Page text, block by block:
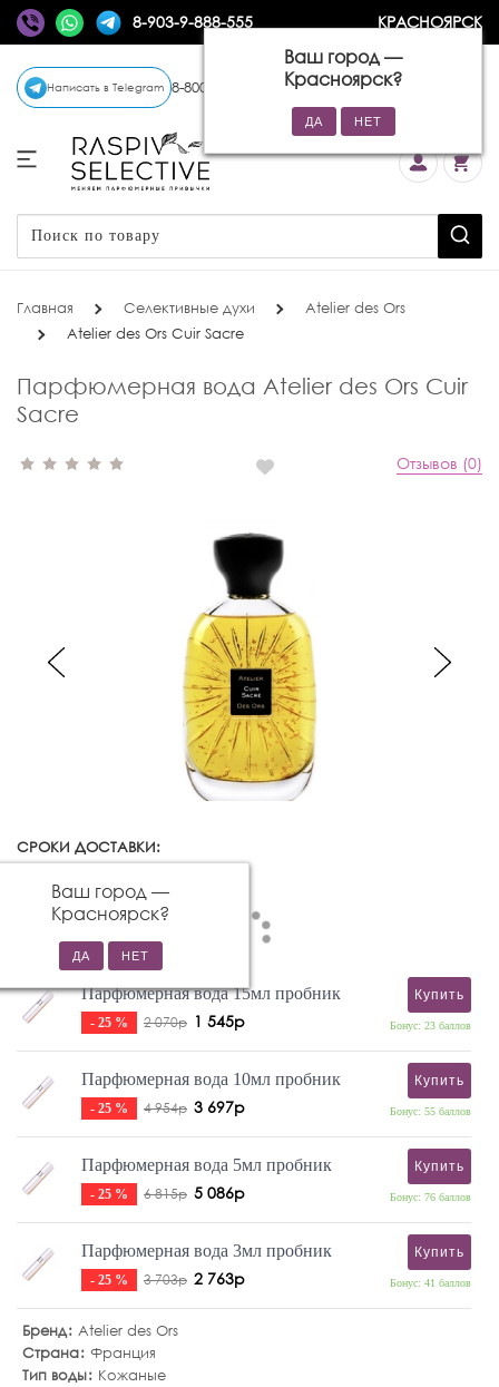
8-903-9-888-555 КРАСНОЯРСК
Ваш город —
Красноярск?
Написать в Telegram 8-800-770-72-34 (бесплатно)
Главная Селективные духи
Atelier des Ors
Atelier des Ors Cuir Sacre
Парфюмерная вода Atelier des Ors Cuir
Sacre
Отзывов (0)
СРОКИ ДОСТАВКИ:
Ваш город —
Красноярск?
Парфюмерная вода 15мл пробник
- 25 % 2 070р 1 545р
Купить
Бонус: 23 баллов
Парфюмерная вода 10мл пробник
- 25 % 4 954р 3 697р
Купить
Бонус: 55 баллов
Парфюмерная вода 5мл пробник
- 25 % 6 815р 5 086р
Купить
Бонус: 76 баллов
Парфюмерная вода 3мл пробник
- 25 % 3 703р 2 763р
Купить
Бонус: 41 баллов
Бренд Atelier des Ors
Страна Франция
Тип воды
Кожаные